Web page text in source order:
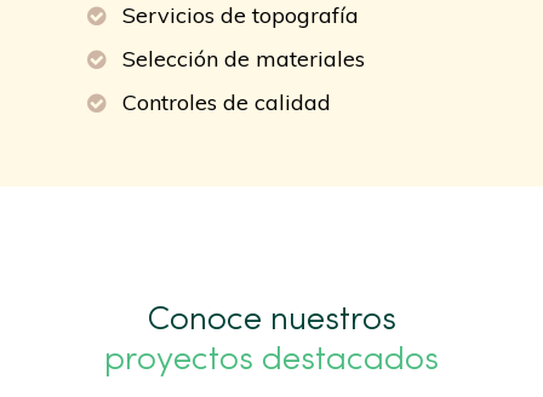
Servicios de topografía
Selección de materiales
Controles de calidad
Conoce nuestros
proyectos destacados